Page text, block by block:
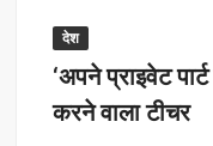
देश
‘अपने प्राइवेट
करने वाला टीचर